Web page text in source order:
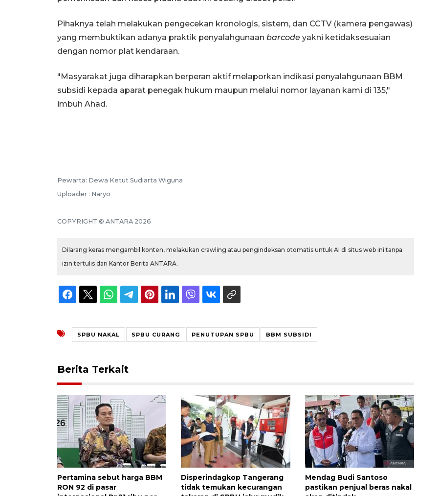
Pihaknya telah melakukan pengecekan kronologis, sistem, dan CCTV (kamera pengawas)
yang membuktikan adanya praktik penyalahgunaan barcode yakni ketidaksesuaian
dengan nomor plat kendaraan.
"Masyarakat juga diharapkan berperan aktif melaporkan indikasi penyalahgunaan BBM
subsidi kepada aparat penegak hukum maupun melalui nomor layanan kami di 135,"
imbuh Ahad.
Pewarta: Dewa Ketut Sudiarta Wiguna
Uploader : Naryo
COPYRIGHT © ANTARA 2026
Dilarang keras mengambil konten, melakukan crawling atau pengindeksan otomatis untuk AI di situs web ini tanpa
izin tertulis dari Kantor Berita ANTARA.
SPBU NAKAL SPBU CURANG PENUTUPAN SPBU BBM SUBSIDI
Berita Terkait
Pertamina sebut harga BBM
RON 92 di pasar
Disperindagkop Tangerang
tidak temukan kecurangan
Mendag Budi Santoso
pastikan penjual beras nakal